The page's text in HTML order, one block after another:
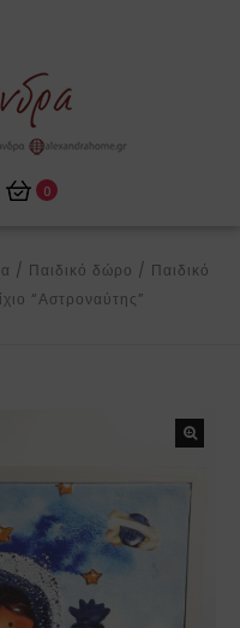
0
/ Παιδικό δώρο / Παιδικό
“Αστροναύτης”